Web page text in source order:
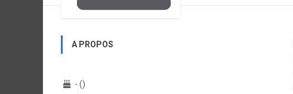
A PROPOS
- ()